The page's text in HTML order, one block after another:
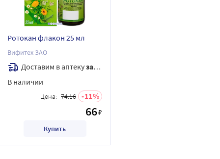
Ротокан флакон 25 мл
Вифитех ЗАО
Доставим в аптекузавтра
В наличии
Цена: 74.16 11
66₽
Купить